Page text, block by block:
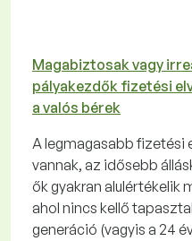
Magabiztosak vagy
pályakezdők fizetési
a valós bérek
A legmagasabb fizetési
vannak, az idősebb
ők gyakran alulértékelik
ahol nincs kellő
generáció (vagyis a 24